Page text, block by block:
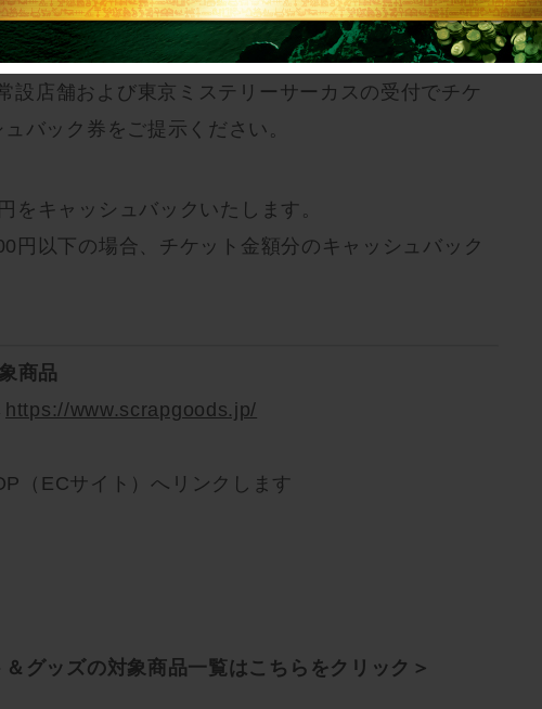
対象です。
設店舗および東京ミステリーサーカスの受付でチケ
バック券をご提示ください。
キャッシュバックいたします。
円以下の場合、チケット金額分のキャッシュバック
商品
https://www.scrapgoods.jp/
（ECサイト）へリンクします
グッズの対象商品一覧はこちらをクリック＞